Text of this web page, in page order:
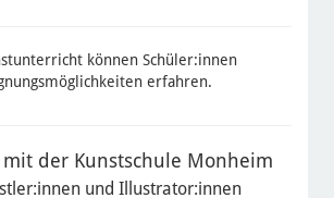
können Schüler:innen
erfahren.
der Kunstschule Monheim
und Illustrator:innen